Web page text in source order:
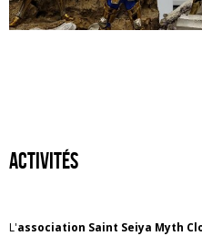
activités
L'association Saint Seiya Myth